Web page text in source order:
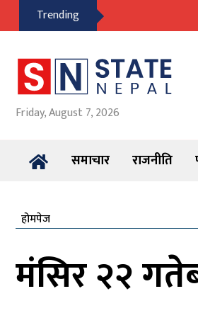
Trending
Friday, August 7, 2026
समाचार राजनीति
होमपेज
मंसिर २२